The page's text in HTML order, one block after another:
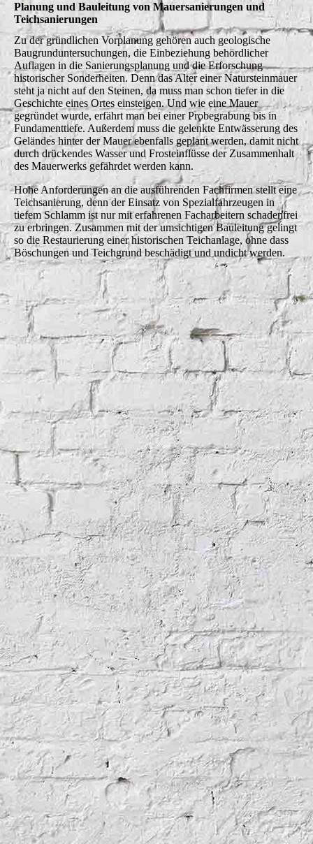
Planung und Bauleitung von Mauersanierungen und
Teichsanierungen
Zu der gründlichen Vorplanung gehören auch geologische
Baugrunduntersuchungen, die Einbeziehung behördlicher
Auflagen in die Sanierungsplanung und die Erforschung
historischer Sonderheiten. Denn das Alter einer Natursteinmauer
steht ja nicht auf den Steinen, da muss man schon tiefer in die
Geschichte eines Ortes einsteigen. Und wie eine Mauer
gegründet wurde, erfährt man bei einer Probegrabung bis in
Fundamenttiefe. Außerdem muss die gelenkte Entwässerung des
Geländes hinter der Mauer ebenfalls geplant werden, damit nicht
durch drückendes Wasser und Frosteinflüsse der Zusammenhalt
des Mauerwerks gefährdet werden kann.
Hohe Anforderungen an die ausführenden Fachfirmen stellt eine
Teichsanierung, denn der Einsatz von Spezialfahrzeugen in
tiefem Schlamm ist nur mit erfahrenen Facharbeitern schadenfrei
zu erbringen. Zusammen mit der umsichtigen Bauleitung gelingt
so die Restaurierung einer historischen Teichanlage, ohne dass
Böschungen und Teichgrund beschädigt und undicht werden.
Teichsanierung mit Entschlammung